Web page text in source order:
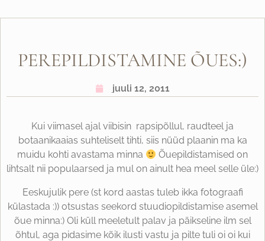
PEREPILDISTAMINE ÕUES:)
juuli 12, 2011
Kui viimasel ajal viibisin rapsipõllul, raudteel ja
botaanikaaias suhteliselt tihti, siis nüüd plaanin ma ka
muidu kohti avastama minna
Õuepildistamised on
lihtsalt nii populaarsed ja mul on ainult hea meel selle üle:)
Eeskujulik pere (st kord aastas tuleb ikka fotograafi
külastada :)) otsustas seekord stuudiopildistamise asemel
õue minna:) Oli küll meeletult palav ja päikseline ilm sel
õhtul, aga pidasime kõik ilusti vastu ja pilte tuli oi oi kui